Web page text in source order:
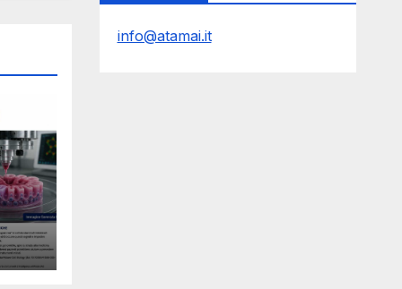
e
info@atamai.it